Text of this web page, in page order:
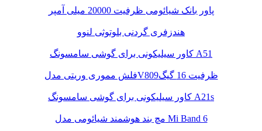
پاور بانک شیائومی ظرفیت 20000 میلی آمپر
هندزفری گردنی بلوتوثی لنوو
کاور سیلیکونی برای گوشی سامسونگ A51
فلش مموری وریتی مدلV809ظرفیت 16 گیگ
کاور سیلیکونی برای گوشی سامسونگ A21s
مچ بند هوشمند شیائومی مدل Mi Band 6